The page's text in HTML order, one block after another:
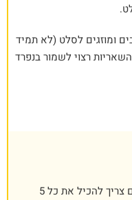
ומוזגים לסלט (לא תמיד
רצוי לשמור בנפרד
האסיאתיים מאמינים שמאכל טעים צריך להכיל את כל 5